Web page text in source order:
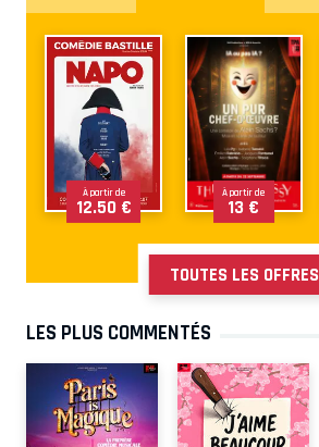
À partir de
12.50 €
À partir de
13 €
TOUTES LES OFFRES
LES PLUS COMMENTÉS